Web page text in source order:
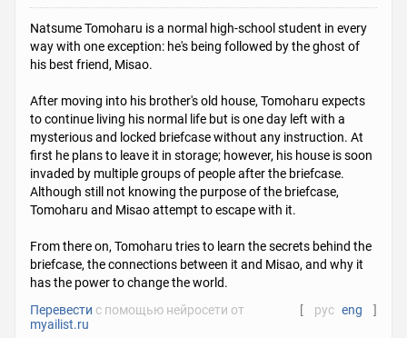
Natsume Tomoharu is a normal high-school student in every
way with one exception: he's being followed by the ghost of
his best friend, Misao.
After moving into his brother's old house, Tomoharu expects
to continue living his normal life but is one day left with a
mysterious and locked briefcase without any instruction. At
first he plans to leave it in storage; however, his house is soon
invaded by multiple groups of people after the briefcase.
Although still not knowing the purpose of the briefcase,
Tomoharu and Misao attempt to escape with it.
From there on, Tomoharu tries to learn the secrets behind the
briefcase, the connections between it and Misao, and why it
has the power to change the world.
Перевести с помощью нейросети от
myailist.ru
[ рус eng ]